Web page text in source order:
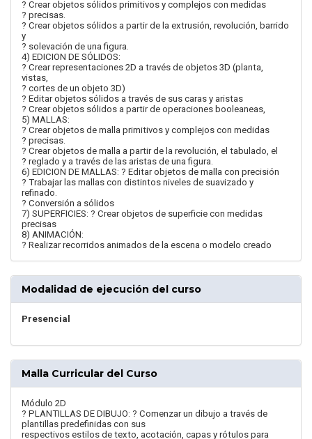
? Crear objetos sólidos primitivos y complejos con medidas
? precisas.
? Crear objetos sólidos a partir de la extrusión, revolución, barrido
y
? solevación de una figura.
4) EDICION DE SÓLIDOS:
? Crear representaciones 2D a través de objetos 3D (planta,
vistas,
? cortes de un objeto 3D)
? Editar objetos sólidos a través de sus caras y aristas
? Crear objetos sólidos a partir de operaciones booleaneas,
5) MALLAS:
? Crear objetos de malla primitivos y complejos con medidas
? precisas.
? Crear objetos de malla a partir de la revolución, el tabulado, el
? reglado y a través de las aristas de una figura.
6) EDICION DE MALLAS: ? Editar objetos de malla con precisión
? Trabajar las mallas con distintos niveles de suavizado y
refinado.
? Conversión a sólidos
7) SUPERFICIES: ? Crear objetos de superficie con medidas
precisas
8) ANIMACIÓN:
? Realizar recorridos animados de la escena o modelo creado
Modalidad de ejecución del curso
Presencial
Malla Curricular del Curso
Módulo 2D
? PLANTILLAS DE DIBUJO: ? Comenzar un dibujo a través de
plantillas predefinidas con sus
respectivos estilos de texto, acotación, capas y rótulos para